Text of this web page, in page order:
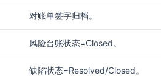
对账单签字归档。
风险台账状态=Closed。
缺陷状态=Resolved/Closed。